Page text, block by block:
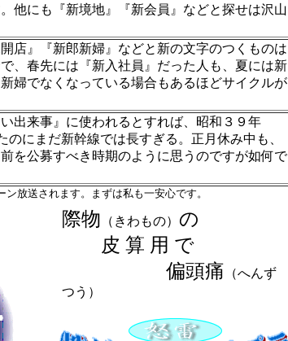
他にも『新境地』『新会員』などと探せは沢山
』『新郎新婦』などと新の文字のつくものは
、春先には『新入社員』だった人も、夏には新
婦でなくなっている場合もあるほどサイクルが
来事』に使われるとすれば、昭和３９年
にまだ新幹線では長すぎる。正月休み中も、
を公募すべき時期のように思うのですが如何で
放送されます。まずは私も一安心です。
際物 （きわもの） の
皮 算 用 で
偏頭痛 （へんず
つう）